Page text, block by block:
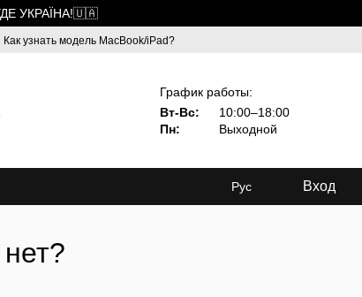
УКРАЇНА!🇺🇦
Как узнать модель MacBook/iPad?
График работы:
Вт-Вс:
10:00–18:00
Пн:
Выходной
Рус Вход